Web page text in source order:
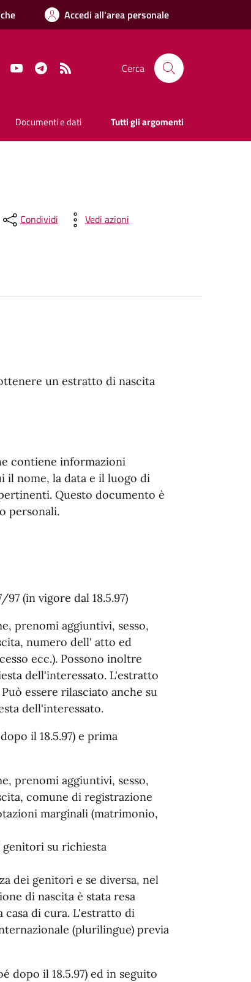
Accedi all'area personale
FacebookYouTube Telegram Cerca
Documenti e dati Tutti gli argomenti
Condividi Vedi azioni
un estratto di nascita
contiene informazioni
il nome, la data e il luogo di
Questo documento è
personali.
(in vigore dal 18.5.97)
prenomi aggiuntivi, sesso,
numero dell' atto ed
ecc.). Possono inoltre
dell'interessato. L'estratto
essere rilasciato anche su
dell'interessato.
il 18.5.97) e prima
prenomi aggiuntivi, sesso,
comune di registrazione
marginali (matrimonio,
genitori su richiesta
dei genitori e se diversa, nel
di nascita è stata resa
casa di cura. L'estratto di
(plurilingue) previa
dopo il 18.5.97) ed in seguito